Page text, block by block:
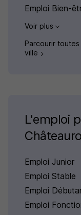
Emploi Bien-
Voir plus
Parcourir
ville
L'emploi
Emploi Junior
Emploi Stable
Emploi
Emploi